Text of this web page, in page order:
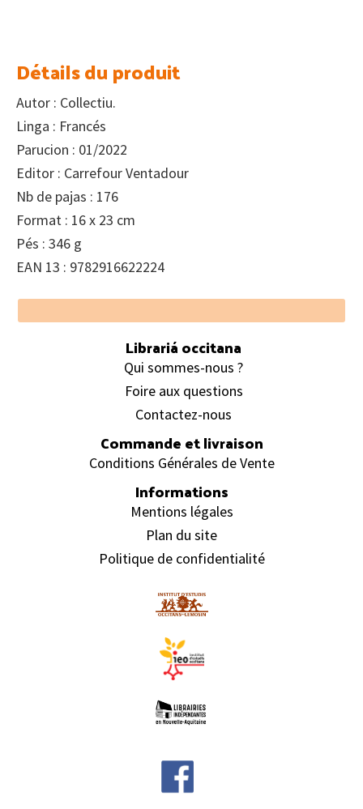
Détails du produit
Autor : Collectiu.
Linga : Francés
Parucion : 01/2022
Editor : Carrefour Ventadour
Nb de pajas : 176
Format : 16 x 23 cm
Pés : 346 g
EAN 13 : 9782916622224
Footer
Librariá occitana
Qui sommes-nous ?
Foire aux questions
Contactez-nous
Commande et livraison
Conditions Générales de Vente
Informations
Mentions légales
Plan du site
Politique de confidentialité